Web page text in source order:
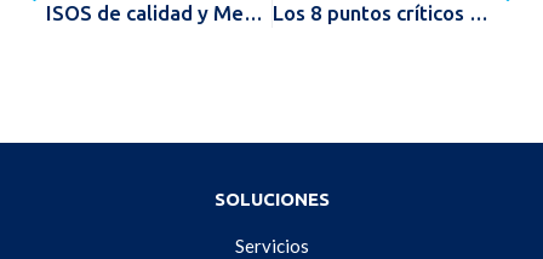
ISOS de calidad y Medio ambiente. Los 8 puntos críticos de la limpieza e higienización de las cocinas
SOLUCIONES
Servicios